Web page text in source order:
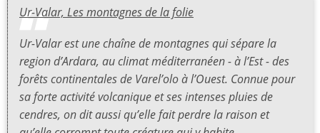
Ur-Valar, Les montagnes de la folie
Ur-Valar est une chaîne de montagnes qui sépare la
region d’Ardara, au climat méditerranéen - à l’Est - des
forêts continentales de Varel’olo à l’Ouest. Connue pour
sa forte activité volcanique et ses intenses pluies de
cendres, on dit aussi qu’elle fait perdre la raison et